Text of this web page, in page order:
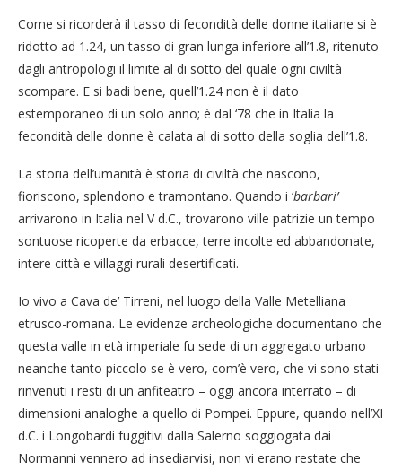
Come si ricorderà il tasso di fecondità delle donne italiane si è
ridotto ad 1.24, un tasso di gran lunga inferiore all’1.8, ritenuto
dagli antropologi il limite al di sotto del quale ogni civiltà
scompare. E si badi bene, quell’1.24 non è il dato
estemporaneo di un solo anno; è dal ‘78 che in Italia la
fecondità delle donne è calata al di sotto della soglia dell’1.8.
La storia dell’umanità è storia di civiltà che nascono,
fioriscono, splendono e tramontano. Quando i ‘barbari’
arrivarono in Italia nel V d.C., trovarono ville patrizie un tempo
sontuose ricoperte da erbacce, terre incolte ed abbandonate,
intere città e villaggi rurali desertificati.
Io vivo a Cava de’ Tirreni, nel luogo della Valle Metelliana
etrusco-romana. Le evidenze archeologiche documentano che
questa valle in età imperiale fu sede di un aggregato urbano
neanche tanto piccolo se è vero, com’è vero, che vi sono stati
rinvenuti i resti di un anfiteatro – oggi ancora interrato – di
dimensioni analoghe a quello di Pompei. Eppure, quando nell’XI
d.C. i Longobardi fuggitivi dalla Salerno soggiogata dai
Normanni vennero ad insediarvisi, non vi erano restate che